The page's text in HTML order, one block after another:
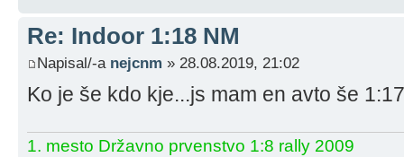
Re: Indoor 1:18 NM
Napisal/-a nejcnm » 28.08.2019, 21:02
Ko je še kdo kje...js mam en avto še
1. mesto Državno prvenstvo 1:8 rally 2009